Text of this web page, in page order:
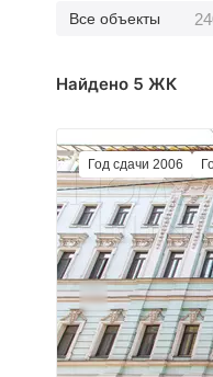
Все объекты
Найдено 5 ЖК
Год сдачи 2006